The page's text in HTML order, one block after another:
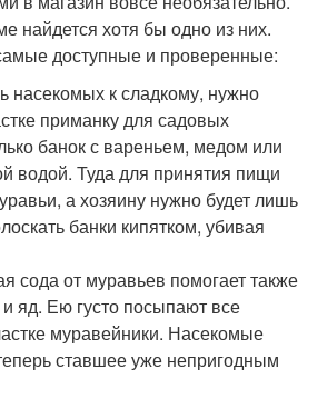
найдется хотя бы одно из них.
доступные и проверенные:
насекомых к сладкому, нужно
приманку для садовых
банок с вареньем, медом или
водой. Туда для принятия пищи
а хозяину нужно будет лишь
банки кипятком, убивая
сода от муравьев помогает также
яд. Ею густо посыпают все
муравейники. Насекомые
ставшее уже непригодным